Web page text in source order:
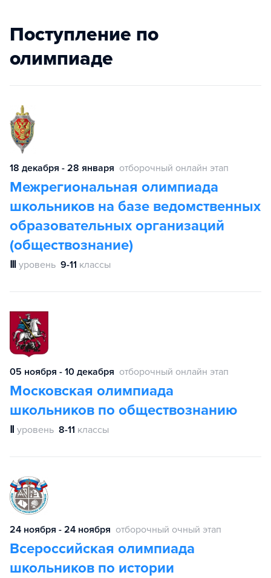
Поступление по
олимпиаде
18 декабря - 28 января отборочный онлайн этап
Межрегиональная олимпиада
школьников на базе ведомственных
образовательных организаций
(обществознание)
Ⅲ уровень 9-11 классы
05 ноября - 10 декабря отборочный онлайн этап
Московская олимпиада
школьников по обществознанию
Ⅱ уровень 8-11 классы
24 ноября - 24 ноября отборочный очный этап
Всероссийская олимпиада
школьников по истории